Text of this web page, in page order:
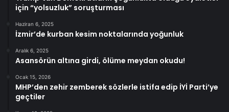
için “yolsuzluk” soruşturması
Haziran 6, 2025
İzmir’de kurban kesim noktalarında yoğunluk
Aralık 6, 2025
Asansörün altına girdi, ölüme meydan okudu!
Ocak 15, 2026
MHP’den zehir zemberek sözlerle istifa edip İYİ Parti’ye
geçtiler